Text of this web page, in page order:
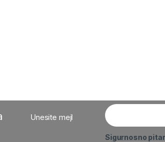
Unesite mejl
Sigurnosno